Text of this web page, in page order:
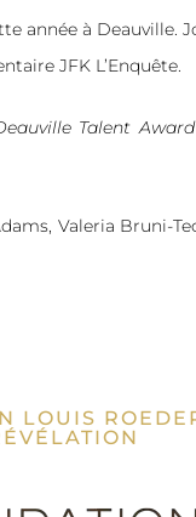
année à Deauville.
JFK L’Enquête.
Talent Award
Vale­ria Bru­ni-
LOUIS